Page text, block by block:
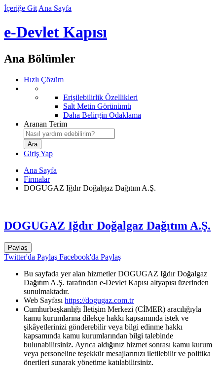
İçeriğe Git Ana Sayfa
e-Devlet Kapısı
Ana Bölümler
Hızlı Çözüm
Erişilebilirlik Özellikleri
Salt Metin Görünümü
Daha Belirgin Odaklama
Aranan Terim
Giriş Yap
Ana Sayfa
Firmalar
DOGUGAZ Iğdır Doğalgaz Dağıtım A.Ş.
DOGUGAZ Iğdır Doğalgaz Dağıtım A.Ş.
Paylaş
Twitter'da Paylaş Facebook'da Paylaş
Bu sayfada yer alan hizmetler DOGUGAZ Iğdır Doğalgaz
Dağıtım A.Ş. tarafından e-Devlet Kapısı altyapısı üzerinden
sunulmaktadır.
Web Sayfası https://dogugaz.com.tr
Cumhurbaşkanlığı İletişim Merkezi (CİMER) aracılığıyla
kamu kurumlarına dilekçe hakkı kapsamında istek ve
şikâyetlerinizi gönderebilir veya bilgi edinme hakkı
kapsamında kamu kurumlarından bilgi talebinde
bulunabilirsiniz. Ayrıca aldığınız hizmet sonrası kamu kurum
veya personeline teşekkür mesajlarınızı iletilebilir ve politika
önerileri sunarak yönetime katılabilirsiniz.